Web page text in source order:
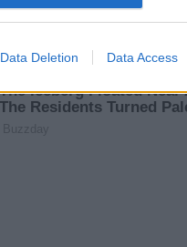
Data Deletion Data Access